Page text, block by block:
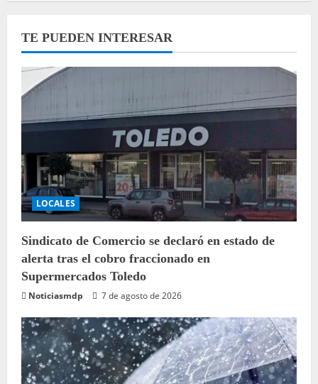
TE PUEDEN INTERESAR
LOCALES
Sindicato de Comercio se declaró en estado de
alerta tras el cobro fraccionado en
Supermercados Toledo
Noticiasmdp 7 de agosto de 2026